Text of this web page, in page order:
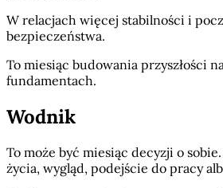
W relacjach więcej stabilności i
bezpieczeństwa.
To miesiąc budowania przyszłości
fundamentach.
Wodnik
To może być miesiąc decyzji o
życia, wygląd, podejście do pracy